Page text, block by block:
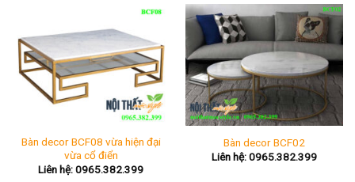
Bàn decor BCF08 vừa hiện đại
vừa cổ điển
Liên hệ: 0965.382.399
Bàn decor BCF02
Liên hệ: 0965.382.399